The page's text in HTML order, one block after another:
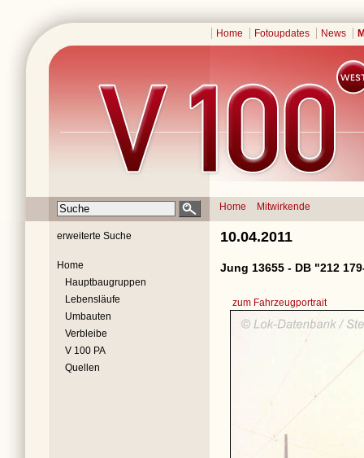
Home Fotoupdates News
Home Mitwirkende
erweiterte Suche
Home
Hauptbaugruppen
Lebensläufe
Umbauten
Verbleibe
V 100 PA
Quellen
10.04.2011
Jung 13655 - DB "212
zum Fahrzeugportrait